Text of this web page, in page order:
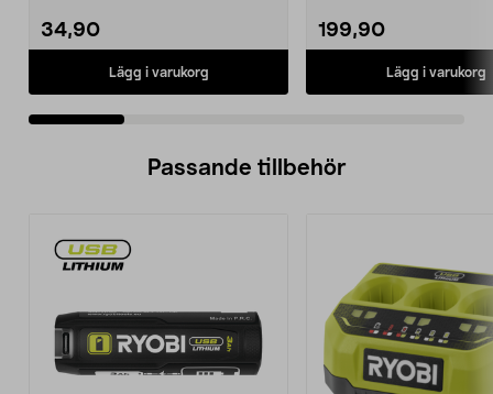
34,90
Lägg i varukorg
199,90
Lägg i varukorg
Passande tillbehör